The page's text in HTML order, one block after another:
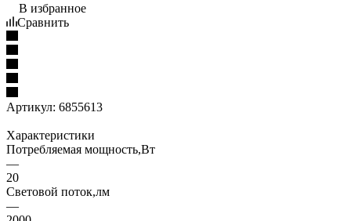
В избранное
Сравнить
Артикул: 6855613
Характеристики
Потребляемая мощность,Вт
—
20
Световой поток,лм
—